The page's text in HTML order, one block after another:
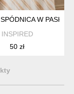
W PASKI
INSPIRED
50 zł